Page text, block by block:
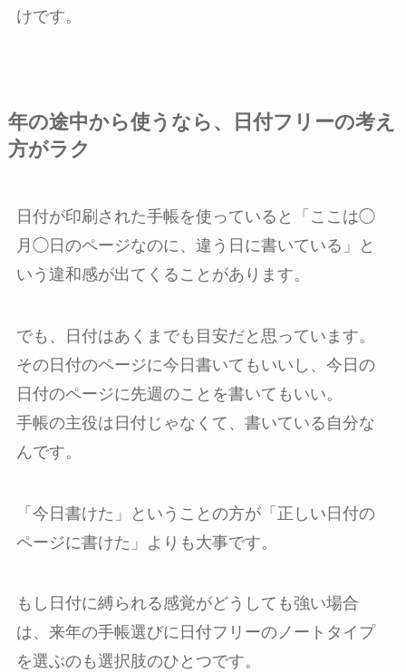
けです。
年の途中から使うなら、日付フリーの考え
方がラク
日付が印刷された手帳を使っていると「ここは◯
月◯日のページなのに、違う日に書いている」と
いう違和感が出てくることがあります。
でも、日付はあくまでも目安だと思っています。
その日付のページに今日書いてもいいし、今日の
日付のページに先週のことを書いてもいい。
手帳の主役は日付じゃなくて、書いている自分な
んです。
「今日書けた」ということの方が「正しい日付の
ページに書けた」よりも大事です。
もし日付に縛られる感覚がどうしても強い場合
は、来年の手帳選びに日付フリーのノートタイプ
を選ぶのも選択肢のひとつです。